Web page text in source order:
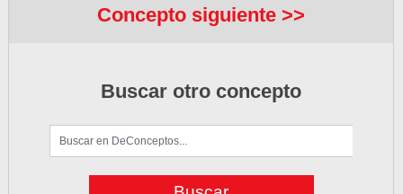
Concepto siguiente >>
Buscar otro concepto